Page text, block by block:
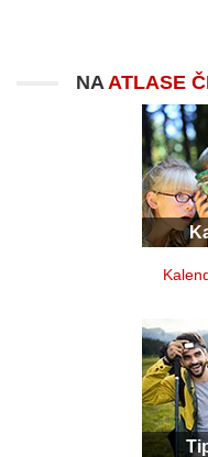
NAATLASE